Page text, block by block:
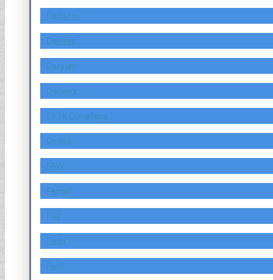
Daihatsu
Daimler
Datsun
Delivery
DFSK Dongfeng
Dodge
FAW
Ferrari
Fiat
Fiath
Ford